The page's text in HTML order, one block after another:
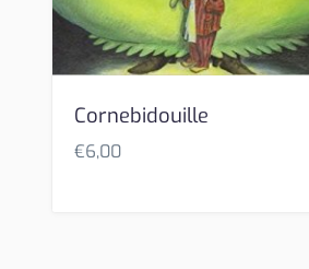
Cornebidouille
€6,00